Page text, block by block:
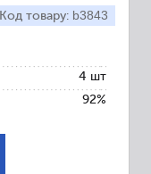
Код товару: b3843
4 шт
92%